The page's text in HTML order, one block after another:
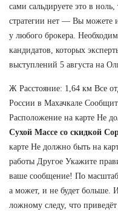
сами сальдируете это в
стратегии нет — Вы можете
у любого брокера.
кандидатов, которых
выступлений 5 августа на
Ж Расстояние: 1,64 км Все
России в Махачкале
Расположение на карте Не
Сухой Массе со скидкой
карте Не должно быть на
работы Другое Укажите
ваше сообщение! По
а может, и не будет больше.
ложному следу, что